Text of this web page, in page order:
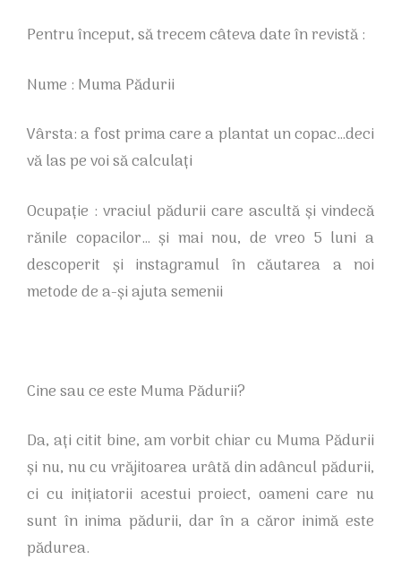
Pentru început, să trecem câteva date în revistă :
Nume : Muma Pădurii
Vârsta: a fost prima care a plantat un copac…deci
vă las pe voi să calculați
Ocupație : vraciul pădurii care ascultă și vindecă
rănile copacilor… și mai nou, de vreo 5 luni a
descoperit și instagramul în căutarea a noi
metode de a-și ajuta semenii
Cine sau ce este Muma Pădurii?
Da, ați citit bine, am vorbit chiar cu Muma Pădurii
și nu, nu cu vrăjitoarea urâtă din adâncul pădurii,
ci cu inițiatorii acestui proiect, oameni care nu
sunt în inima pădurii, dar în a căror inimă este
pădurea.